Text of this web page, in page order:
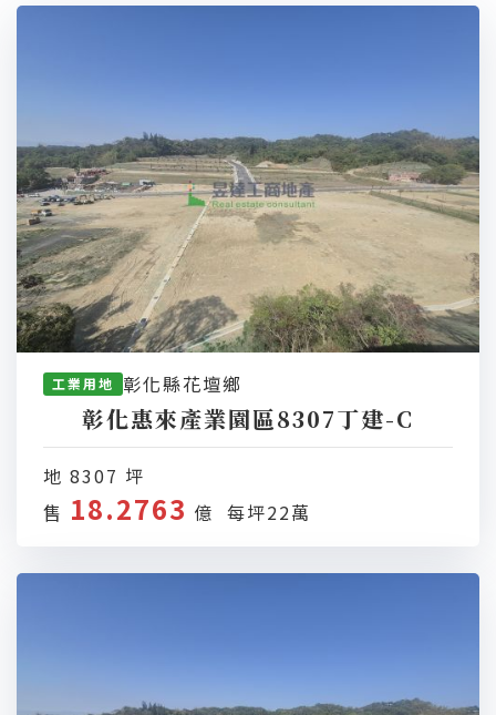
工業用地 彰化縣花壇鄉
彰化惠來產業園區8307丁建-C
地 8307 坪
售 18.2763 億 每坪22萬